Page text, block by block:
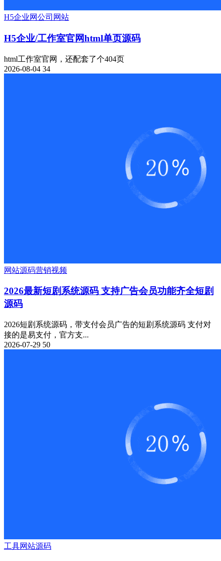
H5企业网公司网站
H5企业/工作室官网html单页源码
html工作室官网，还配套了个404页
2026-08-04 34
网站源码营销视频
2026最新短剧系统源码 支持广告会员功能齐全短剧
源码
2026短剧系统源码，带支付会员广告的短剧系统源码 支付对
接的是易支付，官方支...
2026-07-29 50
工具网站源码